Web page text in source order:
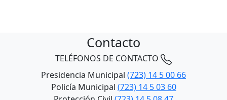
Contacto
TELÉFONOS DE CONTACTO
Presidencia Municipal (723) 14 5 00 66
Policía Municipal (723) 14 5 03 60